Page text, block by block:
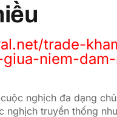
trade-
niem-